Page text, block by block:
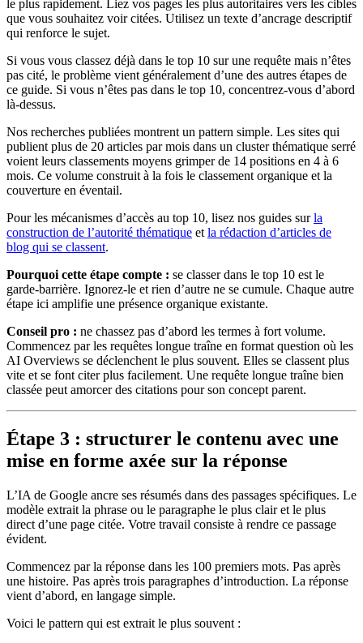
le plus rapidement. Liez vos pages les plus autoritaires vers les cibles
que vous souhaitez voir citées. Utilisez un texte d’ancrage descriptif
qui renforce le sujet.
Si vous vous classez déjà dans le top 10 sur une requête mais n’êtes
pas cité, le problème vient généralement d’une des autres étapes de
ce guide. Si vous n’êtes pas dans le top 10, concentrez-vous d’abord
là-dessus.
Nos recherches publiées montrent un pattern simple. Les sites qui
publient plus de 20 articles par mois dans un cluster thématique serré
voient leurs classements moyens grimper de 14 positions en 4 à 6
mois. Ce volume construit à la fois le classement organique et la
couverture en éventail.
Pour les mécanismes d’accès au top 10, lisez nos guides surla
construction de l’autorité thématique etla rédaction d’articles de
blog qui se classent.
Pourquoi cette étape compte : se classer dans le top 10 est le
garde-barrière. Ignorez-le et rien d’autre ne se cumule. Chaque autre
étape ici amplifie une présence organique existante.
Conseil pro : ne chassez pas d’abord les termes à fort volume.
Commencez par les requêtes longue traîne en format question où les
AI Overviews se déclenchent le plus souvent. Elles se classent plus
vite et se font citer plus facilement. Une requête longue traîne bien
classée peut amorcer des citations pour son concept parent.
Étape 3 : structurer le contenu avec une
mise en forme axée sur la réponse
L’IA de Google ancre ses résumés dans des passages spécifiques. Le
modèle extrait la phrase ou le paragraphe le plus clair et le plus
direct d’une page citée. Votre travail consiste à rendre ce passage
évident.
Commencez par la réponse dans les 100 premiers mots. Pas après
une histoire. Pas après trois paragraphes d’introduction. La réponse
vient d’abord, en langage simple.
Voici le pattern qui est extrait le plus souvent :